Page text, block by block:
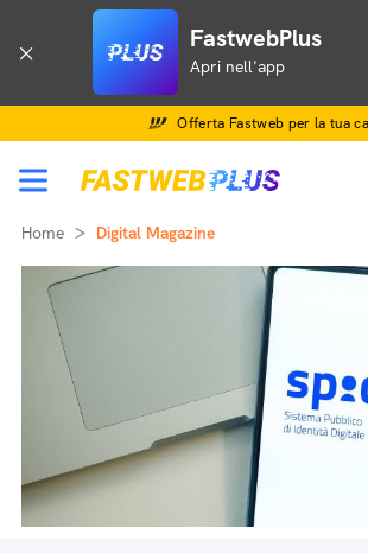
FastwebPlus
Apri nell'app
Offerta Fastweb per la tua
Home Digital Magazine